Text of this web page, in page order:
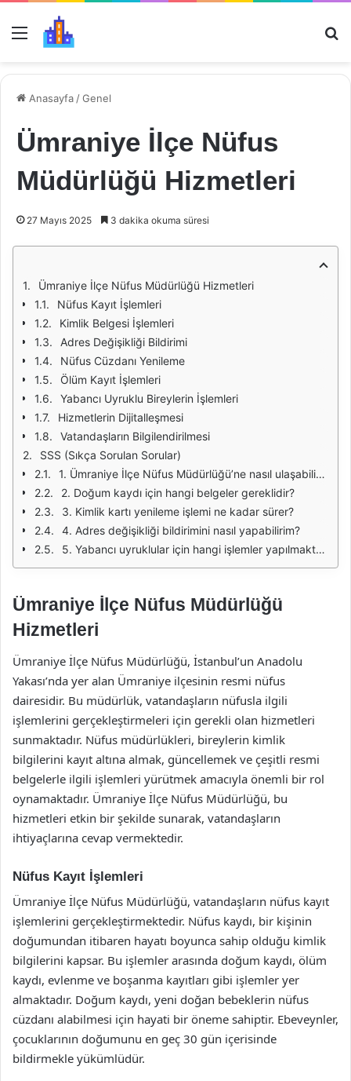
Menü
Anasayfa /Genel
Ümraniye İlçe Nüfus
Müdürlüğü Hizmetleri
27 Mayıs 2025 3 dakika okuma süresi
Ümraniye İlçe Nüfus Müdürlüğü Hizmetleri
Nüfus Kayıt İşlemleri
Kimlik Belgesi İşlemleri
Adres Değişikliği Bildirimi
Nüfus Cüzdanı Yenileme
Ölüm Kayıt İşlemleri
Yabancı Uyruklu Bireylerin İşlemleri
Hizmetlerin Dijitalleşmesi
Vatandaşların Bilgilendirilmesi
SSS (Sıkça Sorulan Sorular)
1. Ümraniye İlçe Nüfus Müdürlüğü’ne nasıl ulaşabilirim?
2. Doğum kaydı için hangi belgeler gereklidir?
3. Kimlik kartı yenileme işlemi ne kadar sürer?
4. Adres değişikliği bildirimini nasıl yapabilirim?
5. Yabancı uyruklular için hangi işlemler yapılmaktadır?
Ümraniye İlçe Nüfus Müdürlüğü
Hizmetleri
Ümraniye İlçe Nüfus Müdürlüğü, İstanbul’un Anadolu
Yakası’nda yer alan Ümraniye ilçesinin resmi nüfus
dairesidir. Bu müdürlük, vatandaşların nüfusla ilgili
işlemlerini gerçekleştirmeleri için gerekli olan hizmetleri
sunmaktadır. Nüfus müdürlükleri, bireylerin kimlik
bilgilerini kayıt altına almak, güncellemek ve çeşitli resmi
belgelerle ilgili işlemleri yürütmek amacıyla önemli bir rol
oynamaktadır. Ümraniye İlçe Nüfus Müdürlüğü, bu
hizmetleri etkin bir şekilde sunarak, vatandaşların
ihtiyaçlarına cevap vermektedir.
Nüfus Kayıt İşlemleri
Ümraniye İlçe Nüfus Müdürlüğü, vatandaşların nüfus kayıt
işlemlerini gerçekleştirmektedir. Nüfus kaydı, bir kişinin
doğumundan itibaren hayatı boyunca sahip olduğu kimlik
bilgilerini kapsar. Bu işlemler arasında doğum kaydı, ölüm
kaydı, evlenme ve boşanma kayıtları gibi işlemler yer
almaktadır. Doğum kaydı, yeni doğan bebeklerin nüfus
cüzdanı alabilmesi için hayati bir öneme sahiptir. Ebeveynler,
çocuklarının doğumunu en geç 30 gün içerisinde
bildirmekle yükümlüdür.